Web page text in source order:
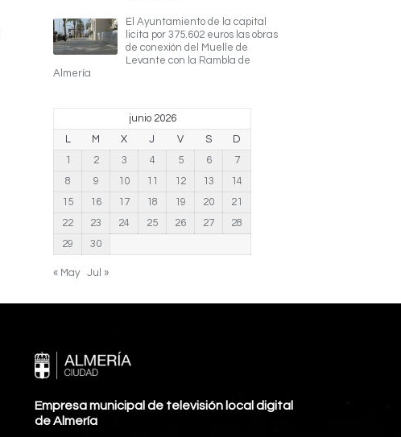
El Ayuntamiento de la capital
licita por 375.602 euros las obras
de conexión del Muelle de
Levante con la Rambla de
Almería
junio 2026
L
M X J V S
D
1
2 3 4 5 6
7
8
9 10 11 12 13
14
15
16 17 18 19 20
21
22
23 24 25 26 27
28
29
30
« May Jul »
Empresa municipal de televisión local digital
de Almería